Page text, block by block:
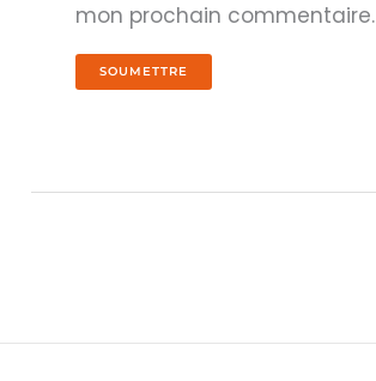
mon prochain commentaire.